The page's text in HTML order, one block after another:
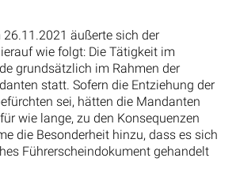
äußerte sich der
wie folgt: Die Tätigkeit im
grundsätzlich im Rahmen der
statt. Sofern die Entziehung der
sei, hätten die Mandanten
wie lange, zu den Konsequenzen
die Besonderheit hinzu, dass es sich
Führerscheindokument gehandelt